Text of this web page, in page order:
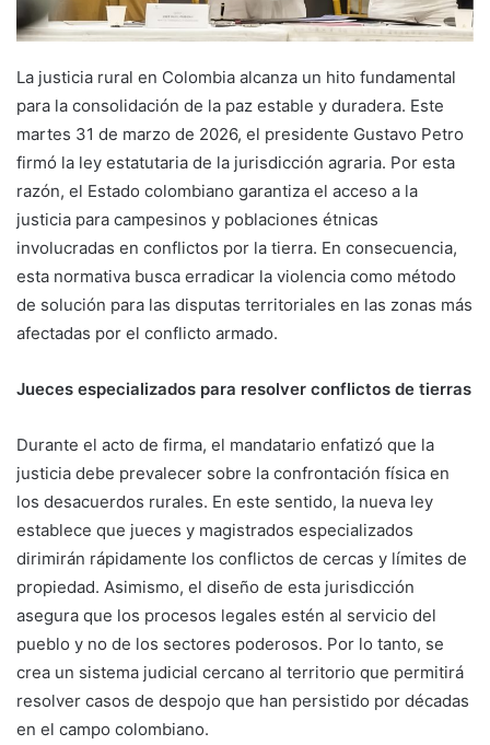
La justicia rural en Colombia alcanza un hito fundamental
para la consolidación de la paz estable y duradera. Este
martes 31 de marzo de 2026, el presidente Gustavo Petro
firmó la ley estatutaria de la jurisdicción agraria. Por esta
razón, el Estado colombiano garantiza el acceso a la
justicia para campesinos y poblaciones étnicas
involucradas en conflictos por la tierra. En consecuencia,
esta normativa busca erradicar la violencia como método
de solución para las disputas territoriales en las zonas más
afectadas por el conflicto armado.
Jueces especializados para resolver conflictos de tierras
Durante el acto de firma, el mandatario enfatizó que la
justicia debe prevalecer sobre la confrontación física en
los desacuerdos rurales. En este sentido, la nueva ley
establece que jueces y magistrados especializados
dirimirán rápidamente los conflictos de cercas y límites de
propiedad. Asimismo, el diseño de esta jurisdicción
asegura que los procesos legales estén al servicio del
pueblo y no de los sectores poderosos. Por lo tanto, se
crea un sistema judicial cercano al territorio que permitirá
resolver casos de despojo que han persistido por décadas
en el campo colombiano.